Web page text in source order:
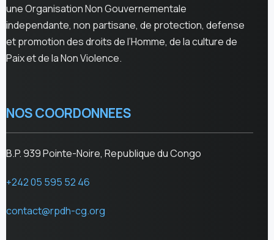
une Organisation Non Gouvernementale
independante, non partisane, de protection, defense
et promotion des droits de l’Homme, de la culture de
Paix et de la Non Violence.
NOS COORDONNEES
B.P. 939 Pointe-Noire, Republique du Congo
+242 05 595 52 46
contact@rpdh-cg.org